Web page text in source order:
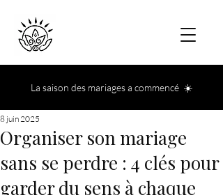
La saison des mariages a commencé ☀️
Organiser son mariage
sans se perdre : 4 clés pour
garder du sens à chaque
8 juin 2025